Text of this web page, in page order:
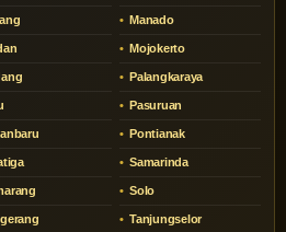
Manado
Mojokerto
Palangkaraya
Pasuruan
Pontianak
Samarinda
Solo
Tanjungselor